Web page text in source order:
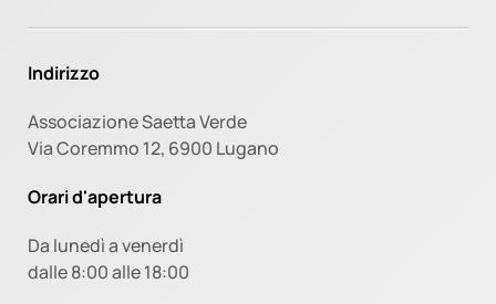
Indirizzo
Associazione Saetta Verde
Via Coremmo 12, 6900 Lugano
Orari d'apertura
Da lunedì a venerdì
dalle 8:00 alle 18:00